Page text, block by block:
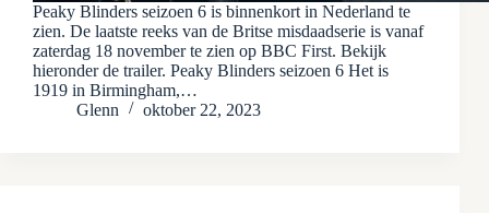
Peaky Blinders seizoen 6 is binnenkort in Nederland te
zien. De laatste reeks van de Britse misdaadserie is vanaf
zaterdag 18 november te zien op BBC First. Bekijk
hieronder de trailer. Peaky Blinders seizoen 6 Het is
1919 in Birmingham,…
Glenn
oktober 22, 2023